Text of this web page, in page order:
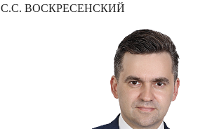
С.С. ВОСКРЕСЕНСКИЙ